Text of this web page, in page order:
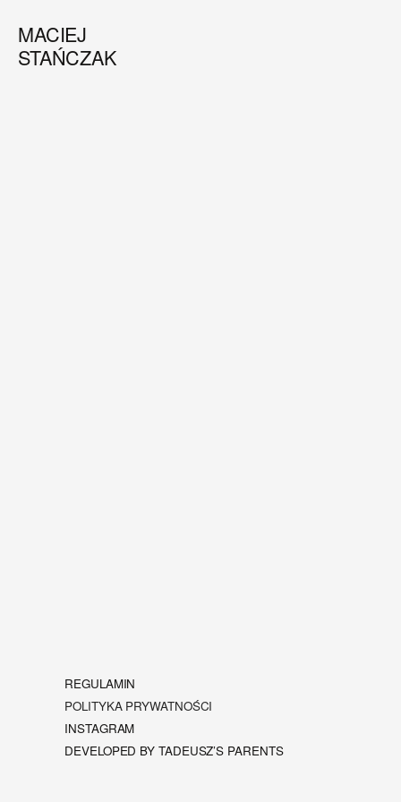
MACIEJ
STAŃCZAK
REGULAMIN
POLITYKA PRYWATNOŚCI
INSTAGRAM
DEVELOPED BY TADEUSZ’S PARENTS